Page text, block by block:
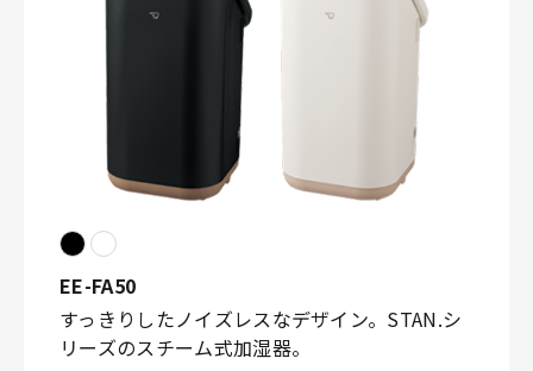
EE-FA50
すっきりしたノイズレスなデザイン。STAN.シ
リーズのスチーム式加湿器。